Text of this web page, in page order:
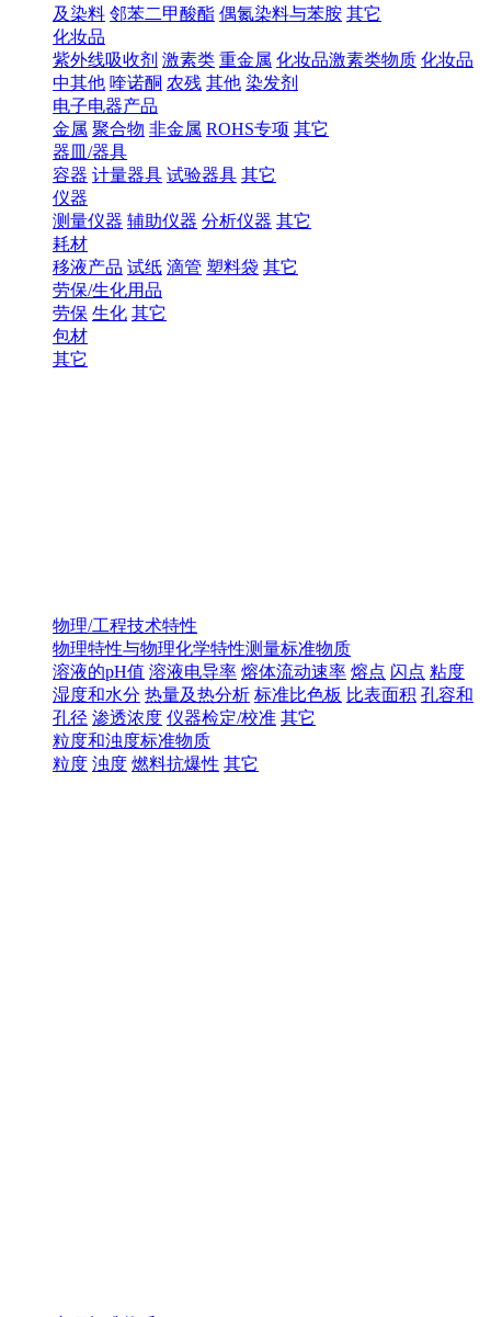
及染料 邻苯二甲酸酯 偶氮染料与苯胺 其它
化妆品
紫外线吸收剂 激素类 重金属 化妆品激素类物质 化妆品
中其他 喹诺酮 农残 其他 染发剂
电子电器产品
金属 聚合物 非金属 ROHS专项 其它
器皿/器具
容器 计量器具 试验器具 其它
仪器
测量仪器 辅助仪器 分析仪器 其它
耗材
移液产品 试纸 滴管 塑料袋 其它
劳保/生化用品
劳保 生化 其它
包材
其它
物理/工程技术特性
物理特性与物理化学特性测量标准物质
溶液的pH值 溶液电导率 熔体流动速率 熔点 闪点 粘度
湿度和水分 热量及热分析 标准比色板 比表面积 孔容和
孔径 渗透浓度 仪器检定/校准 其它
粒度和浊度标准物质
粒度 浊度 燃料抗爆性 其它